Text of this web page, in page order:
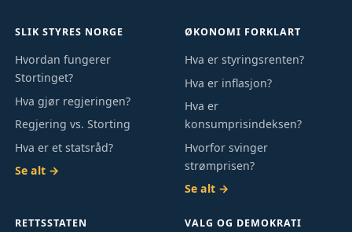
SLIK STYRES NORGE
Hvordan fungerer
Stortinget?
Hva gjør regjeringen?
Regjering vs. Storting
Hva er et statsråd?
Se alt →
ØKONOMI FORKLART
Hva er styringsrenten?
Hva er inflasjon?
Hva er
konsumprisindeksen?
Hvorfor svinger
strømprisen?
Se alt →
RETTSSTATEN VALG OG DEMOKRATI